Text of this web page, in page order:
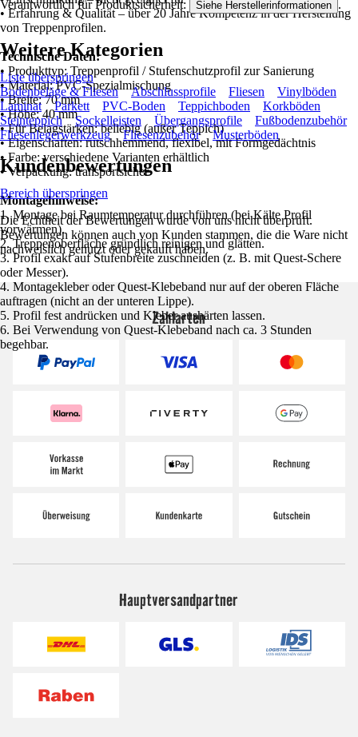
• Erfahrung & Qualität – über 20 Jahre Kompetenz in der Herstellung
von Treppenprofilen.
Technische Daten:
• Produkttyp: Treppenprofil / Stufenschutzprofil zur Sanierung
• Material: PVC-Spezialmischung
• Breite: 70 mm
• Höhe: 40 mm
• Für Belagstärken: beliebig (außer Teppich)
• Eigenschaften: rutschhemmend, flexibel, mit Formgedächtnis
• Farbe: verschiedene Varianten erhältlich
• Verpackung: transportsicher
Montagehinweise:
1. Montage bei Raumtemperatur durchführen (bei Kälte Profil
vorwärmen).
2. Treppenoberfläche gründlich reinigen und glätten.
3. Profil exakt auf Stufenbreite zuschneiden (z. B. mit Quest-Schere
oder Messer).
4. Montagekleber oder Quest-Klebeband nur auf der oberen Fläche
auftragen (nicht an der unteren Lippe).
5. Profil fest andrücken und Kleber aushärten lassen.
6. Bei Verwendung von Quest-Klebeband nach ca. 3 Stunden
begehbar.
Verantwortlich für Produktsicherheit: Siehe Herstellerinformationen .
Weitere Kategorien
Liste überspringen
Bodenbeläge & Fliesen
Abschlussprofile Fliesen
Vinylböden
Laminat
Parkett PVC-Boden Teppichboden
Korkböden
Steinteppich
Sockelleisten Übergangsprofile
Fußbodenzubehör
Fliesenlegerwerkzeug
Fliesenzubehör Musterböden
Kundenbewertungen
Bereich überspringen
Die Echtheit der Bewertungen wurde von uns nicht überprüft.
Bewertungen können auch von Kunden stammen, die die Ware nicht
nachweislich genutzt oder gekauft haben.
Zahlarten
Hauptversandpartner